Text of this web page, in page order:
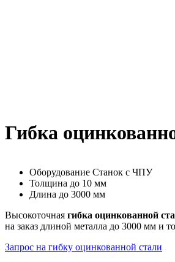
Гибка
Оборудование Станок с ЧПУ
Толщина до 10 мм
Длина до 3000 мм
Высокоточная гибка оцинкованной
на заказ длиной металла до 3000 мм и
Запрос на гибку оцинкованной стали